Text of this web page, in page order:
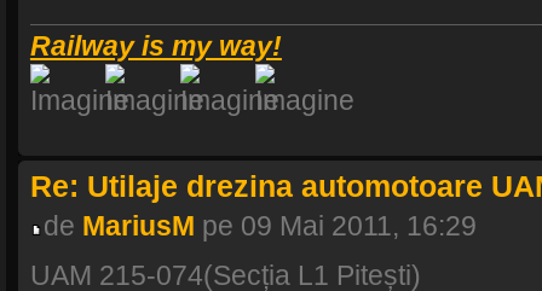
Railway is my way!
Re: Utilaje drezina automotoare
de MariusM pe 09 Mai 2011, 16:29
UAM 215-074(Secția L1 Pitești)